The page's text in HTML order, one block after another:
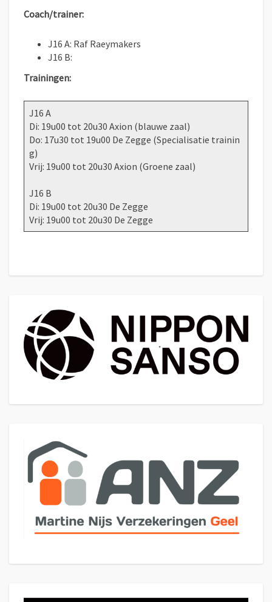
Coach/trainer:
J16 A: Raf Raeymakers
J16 B:
Trainingen:
J16 A
Di: 19u00 tot 20u30 Axion (blauwe zaal)
Do: 17u30 tot 19u00 De Zegge (Specialisatie trainin
g)
Vrij: 19u00 tot 20u30 Axion (Groene zaal)
J16 B
Di: 19u00 tot 20u30 De Zegge
Vrij: 19u00 tot 20u30 De Zegge